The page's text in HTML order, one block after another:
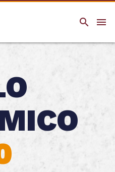
menu
search